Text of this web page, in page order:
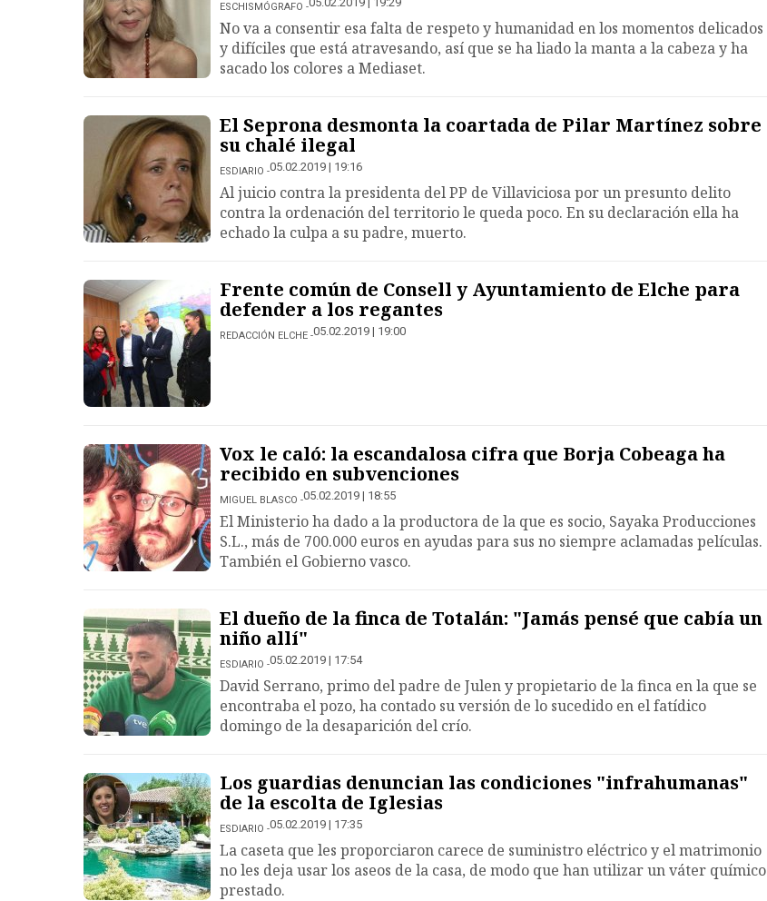
ESCHISMÓGRAFO
No va a consentir esa falta de respeto y humanidad en los momentos delicados
y difíciles que está atravesando, así que se ha liado la manta a la cabeza y ha
sacado los colores a Mediaset.
El Seprona desmonta la coartada de Pilar Martínez sobre
su chalé ilegal
ESDIARIO 05.02.2019 | 19:16
Al juicio contra la presidenta del PP de Villaviciosa por un presunto delito
contra la ordenación del territorio le queda poco. En su declaración ella ha
echado la culpa a su padre, muerto.
Frente común de Consell y Ayuntamiento de Elche para
defender a los regantes
REDACCIÓN ELCHE 05.02.2019 | 19:00
Vox le caló: la escandalosa cifra que Borja Cobeaga ha
recibido en subvenciones
MIGUEL BLASCO 05.02.2019 | 18:55
El Ministerio ha dado a la productora de la que es socio, Sayaka Producciones
S.L., más de 700.000 euros en ayudas para sus no siempre aclamadas películas.
También el Gobierno vasco.
El dueño de la finca de Totalán: "Jamás pensé que cabía un
niño allí"
ESDIARIO 05.02.2019 | 17:54
David Serrano, primo del padre de Julen y propietario de la finca en la que se
encontraba el pozo, ha contado su versión de lo sucedido en el fatídico
domingo de la desaparición del crío.
Los guardias denuncian las condiciones "infrahumanas"
de la escolta de Iglesias
ESDIARIO 05.02.2019 | 17:35
La caseta que les proporciaron carece de suministro eléctrico y el matrimonio
no les deja usar los aseos de la casa, de modo que han utilizar un váter químico
prestado.